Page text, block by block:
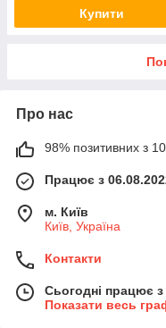
Купити
Про нас
98% позитивних з
Працює з
м. Київ
Київ, Україна
Контакти
Сьогодні працює
Показати весь